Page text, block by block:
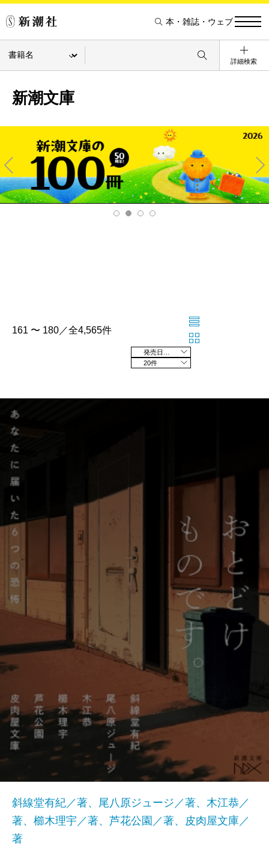
本・雑誌・ウェブ
詳細検索
新潮文庫
Pre
v
Ne
xt
161 〜 180／全4,565件
20件
斜線堂有紀／著、尾八原ジュージ／著、木江恭／
著、櫛木理宇／著、芦花公園／著、皮肉屋文庫／
著